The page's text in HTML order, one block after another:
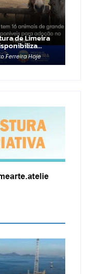
de Limeira
Ferreira Hoje